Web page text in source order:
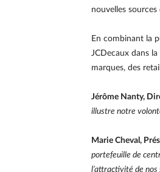
nouvelles
En combinant la
JCDecaux dans
marques, des
Jérôme Nanty,
illustre notre
Marie Cheval,
portefeuille de
l’attractivité de nos